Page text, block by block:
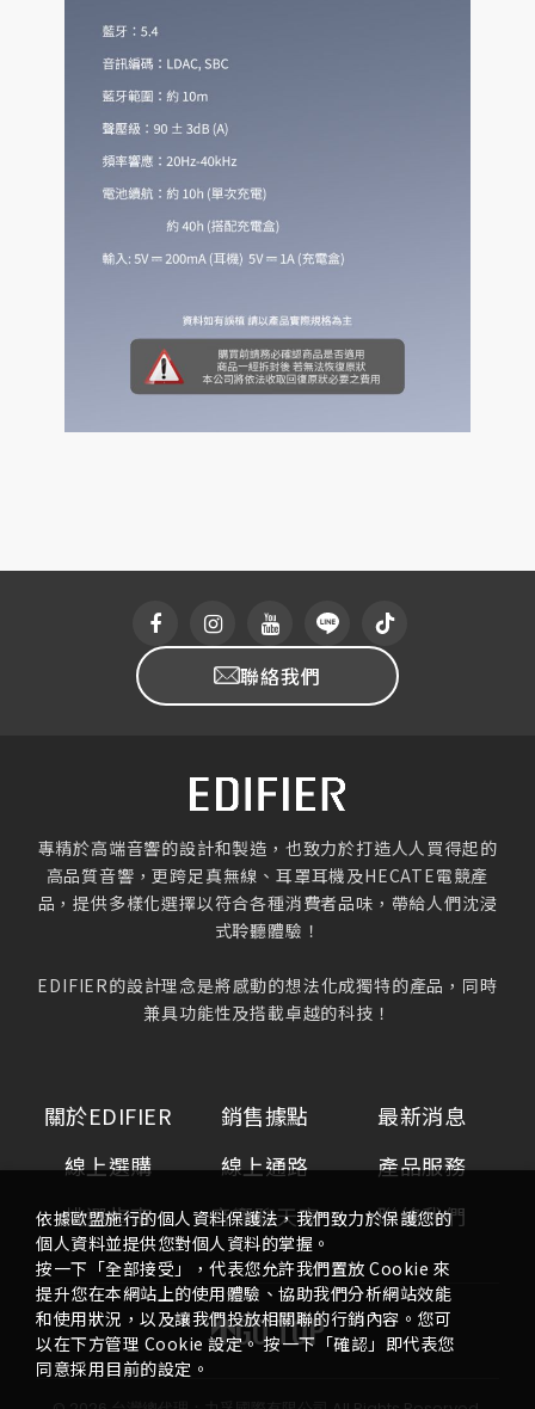
聯絡我們
專精於高端音響的設計和製造，也致力於打造人人買得起的
高品質音響，更跨足真無線、耳罩耳機及HECATE電競產
品，提供多樣化選擇以符合各種消費者品味，帶給人們沈浸
式聆聽體驗！
EDIFIER的設計理念是將感動的想法化成獨特的產品，同時
兼具功能性及搭載卓越的科技！
GO TOP
關於EDIFIER
挑選指南
最新消息
線上選購
產品服務
線上通路
聯絡我們
銷售據點
音響聊天室
依據歐盟施行的個人資料保護法，我們致力於保護您的
個人資料並提供您對個人資料的掌握。
按一下「全部接受」，代表您允許我們置放 Cookie 來
提升您在本網站上的使用體驗、協助我們分析網站效能
和使用狀況，以及讓我們投放相關聯的行銷內容。您可
以在下方管理 Cookie 設定。 按一下「確認」即代表您
同意採用目前的設定。